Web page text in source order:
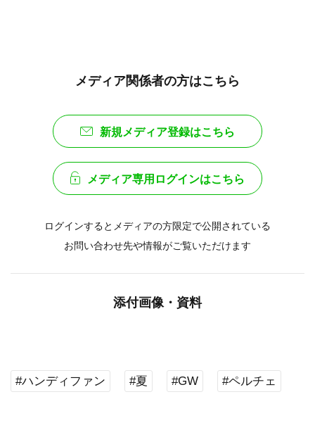
メディア関係者の方はこちら
新規メディア登録はこちら
メディア専用ログインはこちら
ログインするとメディアの方限定で公開されている
お問い合わせ先や情報がご覧いただけます
添付画像・資料
#ハンディファン #夏 #GW #ペルチェ